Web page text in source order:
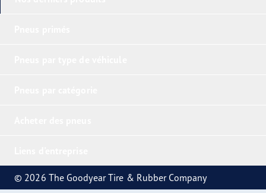
© 2026 The Goodyear Tire & Rubber Company